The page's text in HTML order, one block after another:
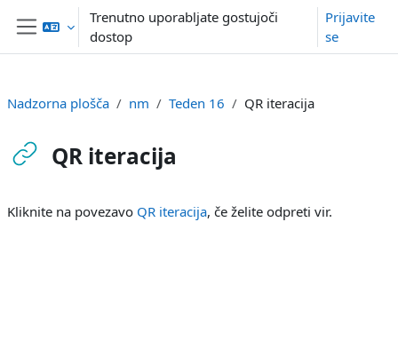
Preskoči na glavno vsebino
Stransko polje
Trenutno uporabljate gostujoči
dostop
Prijavite
se
Nadzorna plošča nm Teden 16 QR iteracija
QR iteracija
Kliknite na povezavo QR iteracija, če želite odpreti vir.